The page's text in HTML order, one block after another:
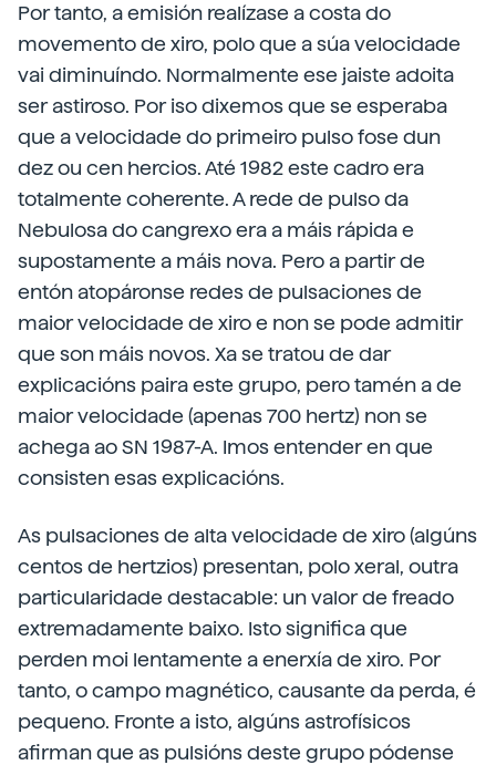
Por tanto, a emisión realízase a costa do
movemento de xiro, polo que a súa velocidade
vai diminuíndo. Normalmente ese jaiste adoita
ser astiroso. Por iso dixemos que se esperaba
que a velocidade do primeiro pulso fose dun
dez ou cen hercios. Até 1982 este cadro era
totalmente coherente. A rede de pulso da
Nebulosa do cangrexo era a máis rápida e
supostamente a máis nova. Pero a partir de
entón atopáronse redes de pulsaciones de
maior velocidade de xiro e non se pode admitir
que son máis novos. Xa se tratou de dar
explicacións paira este grupo, pero tamén a de
maior velocidade (apenas 700 hertz) non se
achega ao SN 1987-A. Imos entender en que
consisten esas explicacións.
As pulsaciones de alta velocidade de xiro (algúns
centos de hertzios) presentan, polo xeral, outra
particularidade destacable: un valor de freado
extremadamente baixo. Isto significa que
perden moi lentamente a enerxía de xiro. Por
tanto, o campo magnético, causante da perda, é
pequeno. Fronte a isto, algúns astrofísicos
afirman que as pulsións deste grupo pódense